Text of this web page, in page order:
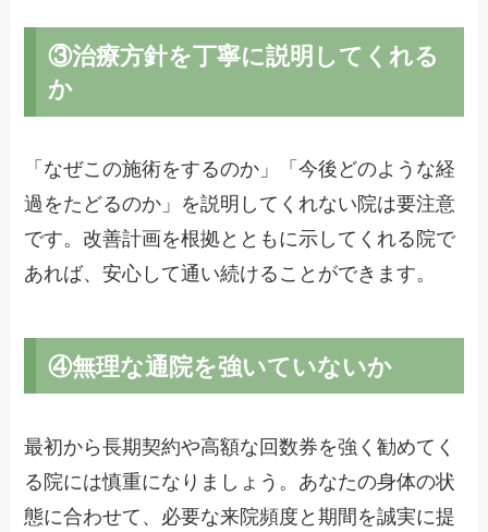
③治療方針を丁寧に説明してくれる
か
「なぜこの施術をするのか」「今後どのような経
過をたどるのか」を説明してくれない院は要注意
です。改善計画を根拠とともに示してくれる院で
あれば、安心して通い続けることができます。
④無理な通院を強いていないか
最初から長期契約や高額な回数券を強く勧めてく
る院には慎重になりましょう。あなたの身体の状
態に合わせて、必要な来院頻度と期間を誠実に提